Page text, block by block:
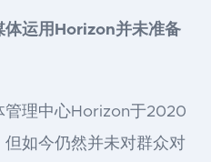
运用Horizon并未准备
管理中心Horizon于2020
如今仍然并未对群众对